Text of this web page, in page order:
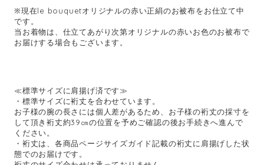
※現在le bouquetオリジナルの赤い正絹のお被布をお仕立て中
です。
当お着物は、仕立てあがり次第オリジナルの赤いお色のお被布で
お届けする場合もございます。
≪標準サイズに肩揚げ済です≫
・標準サイズに裄丈を合わせています。
お子様の腕の長さには個人差があるため、お子様の裄丈の採寸を
して頂き裄丈約39㎝の位置を予めご確認の後お手続きへ進んで
ください。
・裄丈は、各商品ページサイズガイド記載の裄丈に肩揚げした状
態でのお届けです。